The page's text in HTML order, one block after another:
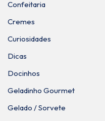
Confeitaria
Cremes
Curiosidades
Dicas
Docinhos
Geladinho Gourmet
Gelado / Sorvete